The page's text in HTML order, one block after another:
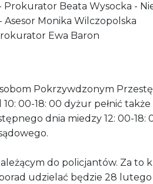
Prokurator Beata Wysocka -
Asesor Monika Wilczopolska
Ewa Baron
Pokrzywdzonym
00-18: 00 dyżur pełnić
dnia miedzy 12: 00-18:
do policjantów. Za to
udzielać będzie 28